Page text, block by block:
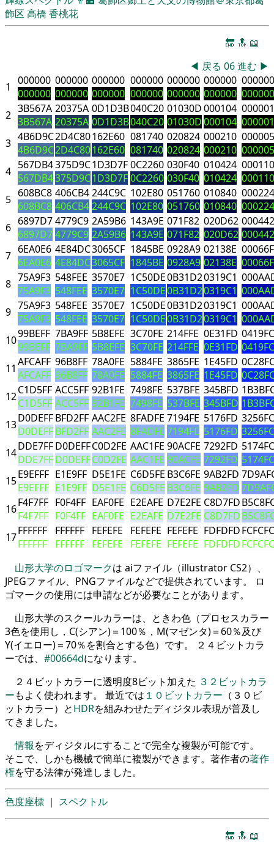
飾区 高橋 香桃花
🔚 🔝 📖
◀ 戻る 06進む ▶
1
000000
000000
000000
000000
000000
000000
000000
000000
000000
000000
000000
000000
000000
000000
2 3B567A
3B567A
20375A
20375A
0D1D3B
0D1D3B
040C20
040C20
01030D
01030D
000104
000104
000001
000001
3 4B6D9C
4B6D9C
2D4C80
2D4C80
162E60
162E60
081740
081740
020824
020824
000210
000210
000005
000005
4 567DB4
567DB4
375D9C
375D9C
1D3D7F
1D3D7F
0C2260
0C2260
030F40
030F40
010424
010424
000110
000110
5 608BC8
608BC8
406CB4
406CB4
244C9C
244C9C
102E80
102E80
051760
051760
010840
010840
000224
000224
6 6897D7
6897D7
4779C9
4779C9
2A59B6
2A59B6
143A9E
143A9E
071F82
071F82
020D62
020D62
000442
000442
7 6EA0E6
6EA0E6
4E84DC
4E84DC
3065CF
3065CF
1845BE
1845BE
0928A9
0928A9
02138E
02138E
00066F
00066F
8 75A9F3
75A9F3
548FEE
548FEE
3570E7
3570E7
1C50DE
1C50DE
0B31D2
0B31D2
0319C1
0319C1
9 75A9F3
75A9F3
548FEE
548FEE
3570E7
3570E7
1C50DE
1C50DE
0B31D2
0B31D2
0319C1
0319C1
1099BEFF
99BEFF
7BA9FF
7BA9FF
5B8EFE
5B8EFE
3C70FE
3C70FE
214FFE
214FFE
0E31FD
0E31FD
0419FC
0419FC
11 AFCAFF
AFCAFF
96B8FF
96B8FF
78A0FE
78A0FE
5884FE
5884FE
3865FE
3865FE
1E45FD
1E45FD
12C1D5FF
C1D5FF
ACC5FF
ACC5FF
92B1FE
92B1FE
7498FE
7498FE
537BFE
537BFE
345BFD
345BFD
13D0DEFF
D0DEFF
BFD2FF
BFD2FF
AAC2FE
AAC2FE
8FADFE
8FADFE
7194FE
7194FE
5176FD
5176FD
3256FC
3256FC
14DDE7FF
DDE7FF
D0DEFF
D0DEFF
C0D2FE
C0D2FE
AAC1FE
AAC1FE
90ACFE
90ACFE
7292FD
7292FD
5174FC
5174FC
15E9EFFF
E9EFFF
E1E9FF
E1E9FF
D5E1FE
D5E1FE
C6D5FE
C6D5FE
B3C6FE
B3C6FE
9AB2FD
9AB2FD
16F4F7FF
F4F7FF
F0F4FF
F0F4FF
EAF0FE
EAF0FE
E2EAFE
E2EAFE
D7E2FE
D7E2FE
C8D7FD
C8D7FD
17FFFFFF
FFFFFF
FFFFFF
FFFFFF
FEFEFE
FEFEFE
FEFEFE
FEFEFE
FEFEFE
FEFEFE
FDFDFD
FDFDFD
FCFCFC
FCFCFC
山形大学のロゴマークは aiファイル（illustrator CS2）、
JPEGファイル、PNGファイルなどで提供されています。 ロ
ゴマークの使用には申請などが必要なことがあります。
山形大学のスクールカラーは、ときわ色（プロセスカラー
3色を使用し，C(シアン)＝100％，M(マゼンタ)＝60％及び
Y(イエロー)＝70％を割合とする色）です。 ２４ビットカラ
ーでは、 #00664dになります。
２４ビットカラーに透明度8ビット加えた ３２ビットカラ
ーもよく使われます。 最近では １０ビットカラー （３０ビ
ットカラー）とHDRを組みわせたディジタル表現が普及し
てきました。
情報をディジタルにすることで完全な複製が可能です。
そこで、しかも機械で簡単に複製ができます。著作者の著作
権を守る法律が発達しました。
色度座標 ｜ スペクトル
🔚 🔝 📖